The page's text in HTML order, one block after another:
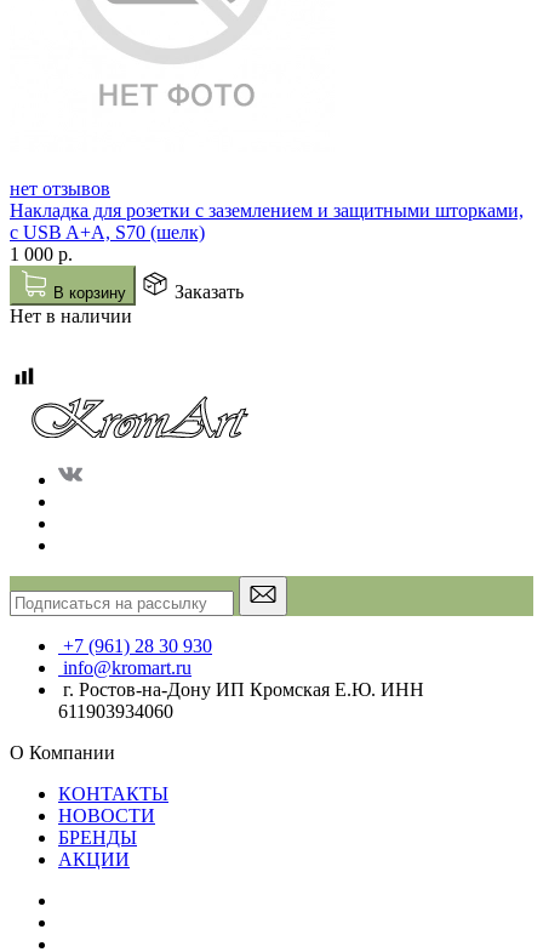
нет отзывов
Накладка для розетки с заземлением и защитными шторками,
с USB A+A, S70 (шелк)
1 000 р.
В корзину
Заказать
Нет в наличии
+7 (961) 28 30 930
info@kromart.ru
г. Ростов-на-Дону ИП Кромская Е.Ю. ИНН
611903934060
О Компании
КОНТАКТЫ
НОВОСТИ
БРЕНДЫ
АКЦИИ